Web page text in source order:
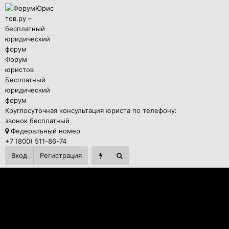
Форум
юристов
Бесплатный
юридический
форум
Круглосуточная консультация юриста по телефону:
звонок бесплатный
Федеральный номер
+7 (800) 511-86-74
Вход
Регистрация